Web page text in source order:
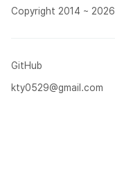
Copyright 2014 ~ 2026
GitHub
kty0529@gmail.com